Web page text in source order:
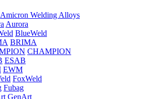
Amicron Welding Alloys
Aurora
BlueWeld
BRIMA
CHAMPION
ESAB
EWM
FoxWeld
Fubag
GenArt